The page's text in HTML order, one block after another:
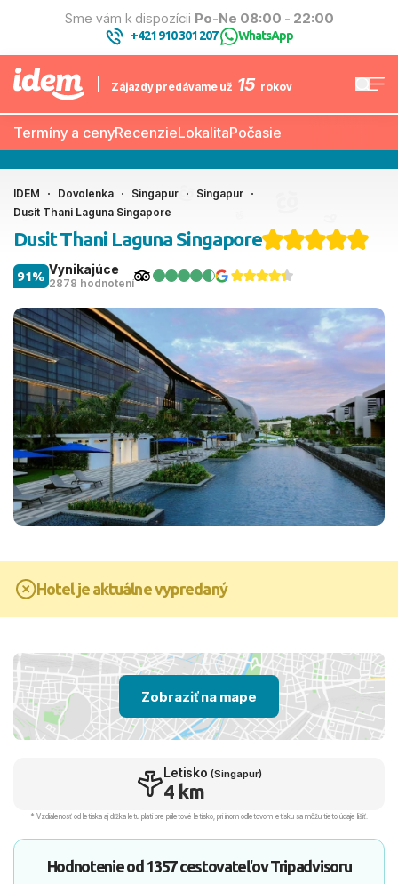
Sme vám k dispozícii Po-Ne 08:00 - 22:00
+421 910 301 207| WhatsApp
Zájazdy predávame už 15 rokov
Termíny a cenyRecenzieLokalitaPočasie
IDEM Dovolenka Singapur
Singapur
Dusit Thani Laguna Singapore
Dusit Thani Laguna Singapore
Vynikajúce
2878 hodnotení
91%
Hotel je aktuálne vypredaný
Zobraziť na mape
Letisko (Singapur)
4 km
* Vzdialenosť od letiska aj dľžka letu platí pre príletové letisko, pri inom odletovom letisku sa môžu tieto údaje líšiť.
Hodnotenie od 1357 cestovateľovTripadvisoru